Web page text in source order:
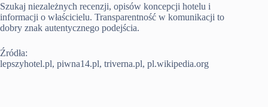
Szukaj niezależnych recenzji, opisów koncepcji hotelu i
informacji o właścicielu. Transparentność w komunikacji to
dobry znak autentycznego podejścia.
Źródła:
lepszyhotel.pl, piwna14.pl, triverna.pl, pl.wikipedia.org